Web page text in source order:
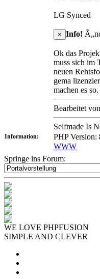
LG Synced
× Info!
Ok das
muss sich im
neuen
gema
machen es
Bearbeitet
Selfmade Is
Information: PHP Version:
WWW
Springe ins Forum:
WE LOVE PHPFUSION
SIMPLE AND CLEVER